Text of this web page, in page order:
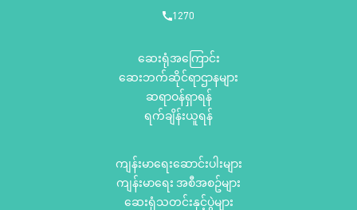
1270
ဆေးရုံအကြောင်း
ဆေးဘက်ဆိုင်ရာဌာနများ
ဆရာဝန်ရှာရန်
ရက်ချိန်းယူရန်
ကျန်းမာရေးဆောင်းပါးများ
ကျန်းမာရေး အစီအစဥ်များ
ဆေးရုံသတင်းနှင့်ပွဲများ